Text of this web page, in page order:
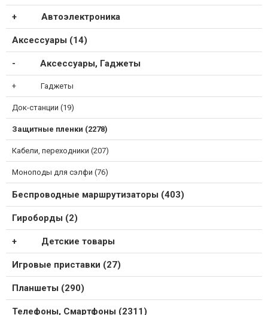
Автоэлектроника
Аксессуары (14)
Аксессуары, Гаджеты
Гаджеты
Док-станции (19)
Защитные пленки (2278)
Кабели, переходники (207)
Моноподы для сэлфи (76)
Беспроводные маршрутизаторы (403)
Гироборды (2)
Детские товары
Игровые приставки (27)
Планшеты (290)
Телефоны, Смартфоны (2311)